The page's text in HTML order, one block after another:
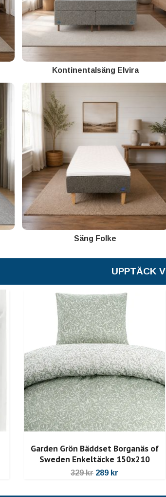
Kontinentalsäng Elvira
Säng Folke
UPPTÄCK
Garden Grön Bäddset Borganäs of
Sweden Enkeltäcke 150x210
329 kr 289 kr